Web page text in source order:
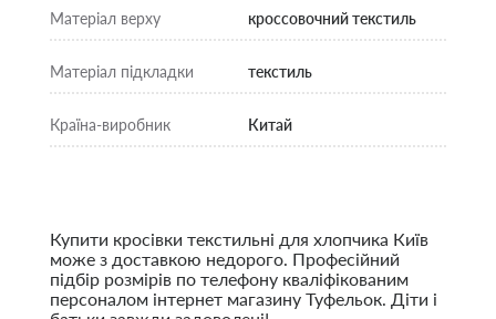
Матеріал верху кроссовочний текстиль
Матеріал підкладки текстиль
Країна-виробник Китай
Купити кросівки текстильні для хлопчика Київ
може з доставкою недорого. Професійний
підбір розмірів по телефону кваліфікованим
персоналом інтернет магазину Туфельок. Діти і